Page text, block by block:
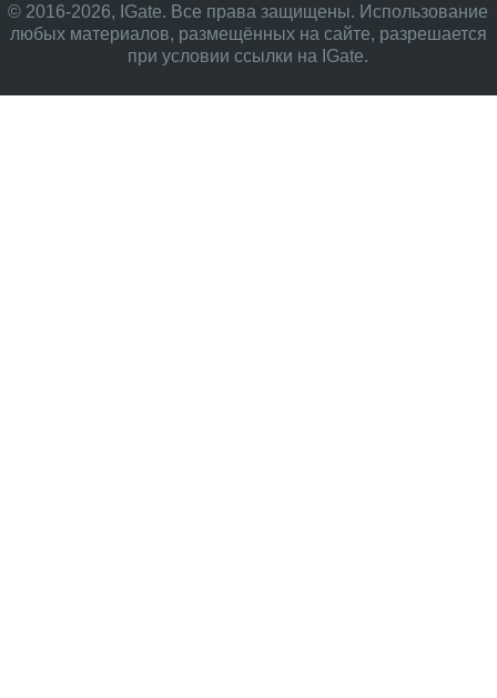
© 2016-2026, IGate. Все права защищены. Использование
любых материалов, размещённых на сайте, разрешается
при условии ссылки на IGate.